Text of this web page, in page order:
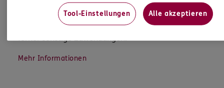
sowie auch gesetzliche Regelungen halten mich
dazu an. Ich biete Beratung an, für die
Versicherungsvermittlung erhalte ich Provision,
ferner sonstige Zuwendungen.
Mehr Informationen
Tool-Einstellungen Alle akzeptieren